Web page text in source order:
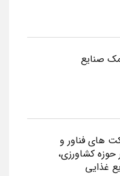
صنایع
های فناور و
حوزه کشاورزی،
غذایی